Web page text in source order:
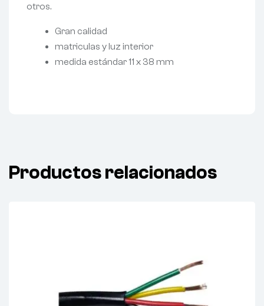
otros.
Gran calidad
matriculas y luz interior
medida estándar 11 x 38 mm
Productos relacionados